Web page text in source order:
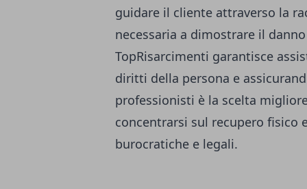
guidare il cliente attraverso la
necessaria a dimostrare il
TopRisarcimenti garantisce
diritti della persona e
professionisti è la scelta
concentrarsi sul recupero fisico
burocratiche e legali.